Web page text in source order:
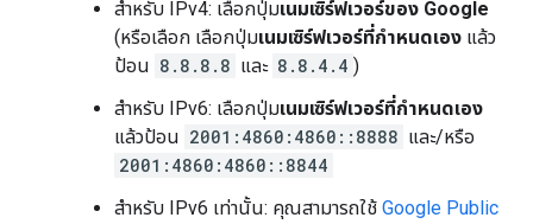
สำหรับ IPv4: เลือกปุ่มเนมเซิร์ฟเวอร์ของ Google
(หรือเลือก เลือกปุ่มเนมเซิร์ฟเวอร์ที่กำหนดเอง แล้ว
ป้อน 8.8.8.8 และ 8.8.4.4 )
สำหรับ IPv6: เลือกปุ่มเนมเซิร์ฟเวอร์ที่กำหนดเอง
แล้วป้อน 2001:4860:4860::8888 และ/หรือ
2001:4860:4860::8844
สำหรับ IPv6 เท่านั้น: คุณสามารถใช้ Google Public